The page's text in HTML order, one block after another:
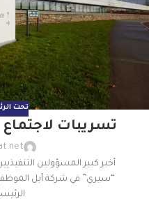
تحت
تسريبات
أخبر كبير المسؤولين
“سيري” في شركة أبل